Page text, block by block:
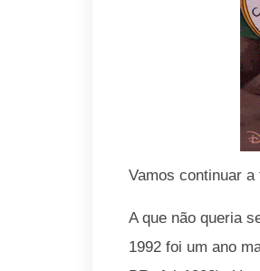
Vamos continuar
A que não queria
1992 foi um ano